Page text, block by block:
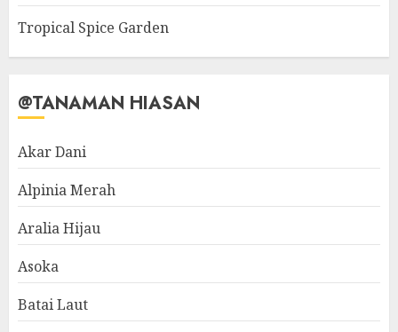
Tropical Spice Garden
@TANAMAN HIASAN
Akar Dani
Alpinia Merah
Aralia Hijau
Asoka
Batai Laut